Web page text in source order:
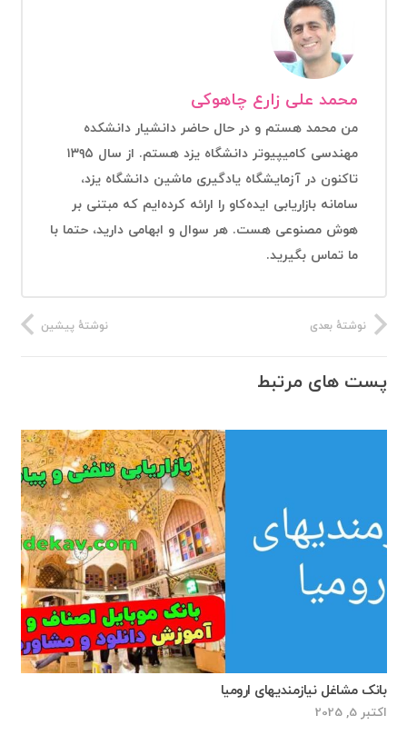
محمد علی زارع چاهوکی
من محمد هستم و در حال حاضر دانشیار دانشکده
مهندسی کامیپیوتر دانشگاه یزد هستم. از سال ۱۳۹۵
تاکنون در آزمایشگاه یادگیری ماشین دانشگاه یزد،
سامانه بازاریابی ایده‌کاو را ارائه کرده‌ایم که مبتنی بر
هوش مصنوعی هست. هر سوال و ابهامی دارید، حتما با
ما تماس بگیرید.
نوشتهٔ پیشین نوشتهٔ بعدی
پست های مرتبط
بانک مشاغل نیازمندیهای ارومیا
اکتبر 5, 2025